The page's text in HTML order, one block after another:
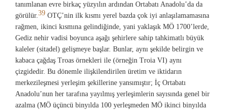
tanımlanan evre birkaç yüzyılın ardından Ortabatı Anadolu’da da
görülür.39 OTÇ’nin ilk kısmı yerel bazda çok iyi anlaşılamamasına
rağmen, ikinci kısmına gelindiğinde, yani yaklaşık MÖ 1700’lerde,
Gediz nehir vadisi boyunca aşağı şehirlere sahip tahkimatlı büyük
kaleler (sitadel) gelişmeye başlar. Bunlar, aynı şekilde belirgin ve
kabaca çağdaş Troas örnekleri ile (örneğin Troia VI) aynı
çizgidedir. Bu dönemle ilişkilendirilen üretim ve iktidarın
merkezileşmesi yerleşim şekillerine yansımıştır; İç Ortabatı
Anadolu’nun her tarafına yayılmış yerleşimlerin sayısında genel bir
azalma (MÖ üçüncü binyılda 100 yerleşmeden MÖ ikinci binyılda